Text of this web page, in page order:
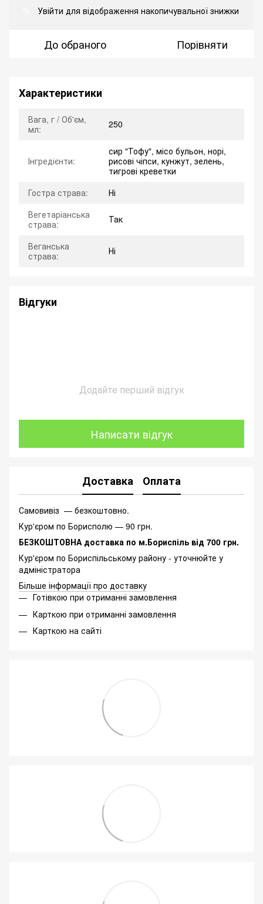
Увійти для відображення накопичувальної знижки
До обраного Порівняти
Характеристики
Вага, г / Об'єм,
мл:
250
Інгредієнти:
сир "Тофу", місо бульон, норі,
рисові чіпси, кунжут, зелень,
тигрові креветки
Гостра страва:
Ні
Вегетаріанська
страва:
Так
Веганська
страва:
Ні
Відгуки
Додайте перший відгук
Написати відгук
Доставка Оплата
Самовивіз — безкоштовно.
Кур'єром по Борисполю — 90 грн.
БЕЗКОШТОВНА доставка по м.Бориспіль від 700 грн.
Кур'єром по Бориспільському району - уточнюйте у
адміністратора
Більше інформації про доставку
Готівкою при отриманні замовлення
Карткою при отриманні замовлення
Карткою на сайті